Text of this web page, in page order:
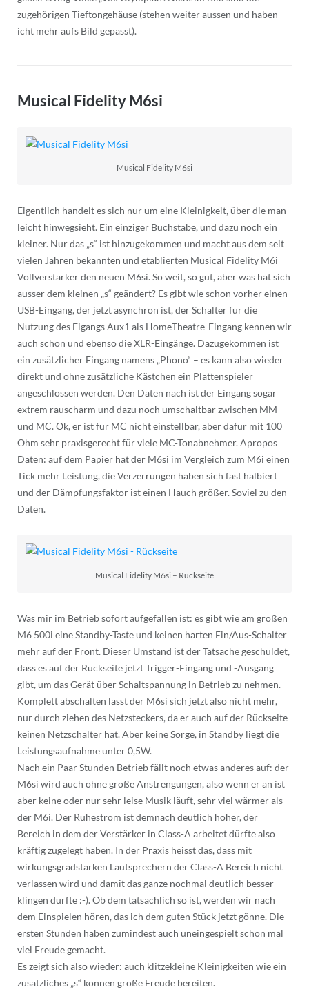
zugehörigen Tieftongehäuse (stehen weiter aussen und haben
icht mehr aufs Bild gepasst).
Musical Fidelity M6si
Musical Fidelity M6si
Eigentlich handelt es sich nur um eine Kleinigkeit, über die man
leicht hinwegsieht. Ein einziger Buchstabe, und dazu noch ein
kleiner. Nur das „s“ ist hinzugekommen und macht aus dem seit
vielen Jahren bekannten und etablierten Musical Fidelity M6i
Vollverstärker den neuen M6si. So weit, so gut, aber was hat sich
ausser dem kleinen „s“ geändert? Es gibt wie schon vorher einen
USB-Eingang, der jetzt asynchron ist, der Schalter für die
Nutzung des Eigangs Aux1 als HomeTheatre-Eingang kennen wir
auch schon und ebenso die XLR-Eingänge. Dazugekommen ist
ein zusätzlicher Eingang namens „Phono“ – es kann also wieder
direkt und ohne zusätzliche Kästchen ein Plattenspieler
angeschlossen werden. Den Daten nach ist der Eingang sogar
extrem rauscharm und dazu noch umschaltbar zwischen MM
und MC. Ok, er ist für MC nicht einstellbar, aber dafür mit 100
Ohm sehr praxisgerecht für viele MC-Tonabnehmer. Apropos
Daten: auf dem Papier hat der M6si im Vergleich zum M6i einen
Tick mehr Leistung, die Verzerrungen haben sich fast halbiert
und der Dämpfungsfaktor ist einen Hauch größer. Soviel zu den
Daten.
Musical Fidelity M6si – Rückseite
Was mir im Betrieb sofort aufgefallen ist: es gibt wie am großen
M6 500i eine Standby-Taste und keinen harten Ein/Aus-Schalter
mehr auf der Front. Dieser Umstand ist der Tatsache geschuldet,
dass es auf der Rückseite jetzt Trigger-Eingang und -Ausgang
gibt, um das Gerät über Schaltspannung in Betrieb zu nehmen.
Komplett abschalten lässt der M6si sich jetzt also nicht mehr,
nur durch ziehen des Netzsteckers, da er auch auf der Rückseite
keinen Netzschalter hat. Aber keine Sorge, in Standby liegt die
Leistungsaufnahme unter 0,5W.
Nach ein Paar Stunden Betrieb fällt noch etwas anderes auf: der
M6si wird auch ohne große Anstrengungen, also wenn er an ist
aber keine oder nur sehr leise Musik läuft, sehr viel wärmer als
der M6i. Der Ruhestrom ist demnach deutlich höher, der
Bereich in dem der Verstärker in Class-A arbeitet dürfte also
kräftig zugelegt haben. In der Praxis heisst das, dass mit
wirkungsgradstarken Lautsprechern der Class-A Bereich nicht
verlassen wird und damit das ganze nochmal deutlich besser
klingen dürfte :-). Ob dem tatsächlich so ist, werden wir nach
dem Einspielen hören, das ich dem guten Stück jetzt gönne. Die
ersten Stunden haben zumindest auch uneingespielt schon mal
viel Freude gemacht.
Es zeigt sich also wieder: auch klitzekleine Kleinigkeiten wie ein
zusätzliches „s“ können große Freude bereiten.